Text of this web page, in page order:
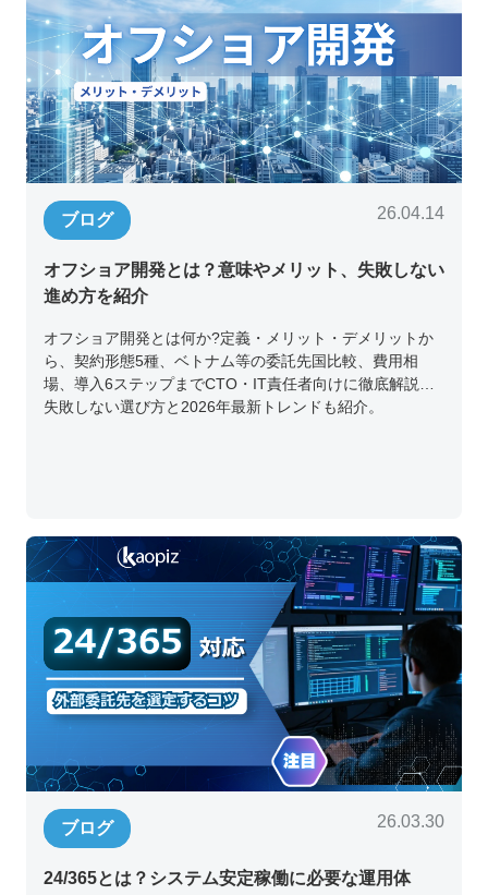
ブログ 26.04.14
オフショア開発とは？意味やメリット、失敗しない
進め方を紹介
オフショア開発とは何か?定義・メリット・デメリットか
ら、契約形態5種、ベトナム等の委託先国比較、費用相
場、導入6ステップまでCTO・IT責任者向けに徹底解説。
失敗しない選び方と2026年最新トレンドも紹介。
ブログ 26.03.30
24/365とは？システム安定稼働に必要な運用体